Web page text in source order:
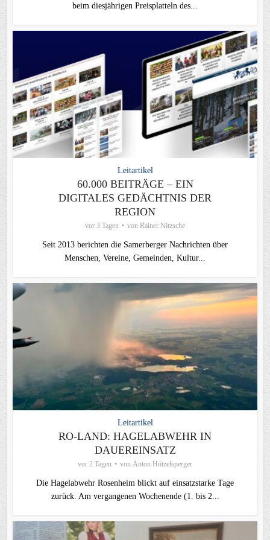
beim diesjährigen Preisplatteln des...
Leitartikel
60.000 BEITRÄGE – EIN
DIGITALES GEDÄCHTNIS DER
REGION
vor 3 Tagen von Rainer Nitzsche
Seit 2013 berichten die Samerberger Nachrichten über
Menschen, Vereine, Gemeinden, Kultur...
Leitartikel
RO-LAND: HAGELABWEHR IN
DAUEREINSATZ
vor 2 Tagen von Anton Hötzelsperger
Die Hagelabwehr Rosenheim blickt auf einsatzstarke Tage
zurück. Am vergangenen Wochenende (1. bis 2...